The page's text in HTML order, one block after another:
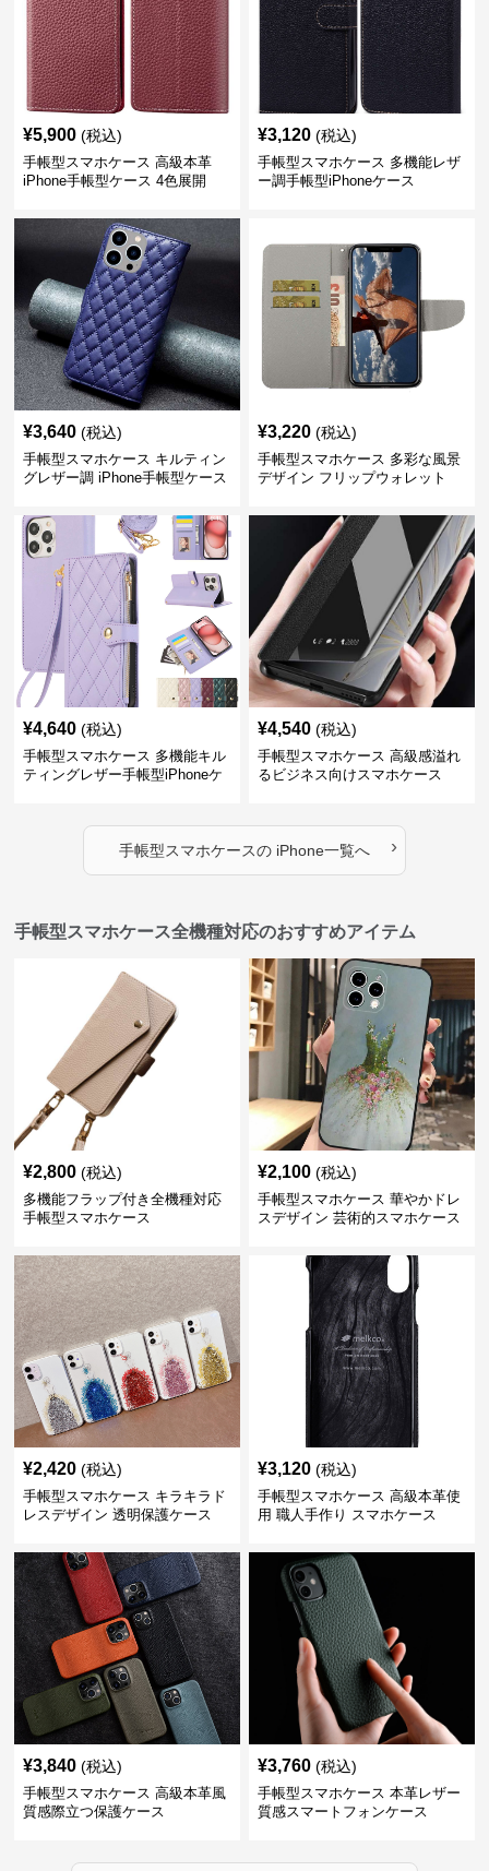
¥5,900 (税込)
手帳型スマホケース 高級本革
iPhone手帳型ケース 4色展開
¥3,120 (税込)
手帳型スマホケース 多機能レザ
ー調手帳型iPhoneケース
¥3,640 (税込)
手帳型スマホケース キルティン
グレザー調 iPhone手帳型ケース
¥3,220 (税込)
手帳型スマホケース 多彩な風景
デザイン フリップウォレット
¥4,640 (税込)
手帳型スマホケース 多機能キル
ティングレザー手帳型iPhoneケ
¥4,540 (税込)
手帳型スマホケース 高級感溢れ
るビジネス向けスマホケース
手帳型スマホケースのiPhone一覧へ ›
手帳型スマホケース全機種対応のおすすめアイテム
¥2,800 (税込)
多機能フラップ付き全機種対応
手帳型スマホケース
¥2,100 (税込)
手帳型スマホケース 華やかドレ
スデザイン 芸術的スマホケース
¥2,420 (税込)
手帳型スマホケース キラキラド
レスデザイン 透明保護ケース
¥3,120 (税込)
手帳型スマホケース 高級本革使
用 職人手作り スマホケース
¥3,840 (税込)
手帳型スマホケース 高級本革風
質感際立つ保護ケース
¥3,760 (税込)
手帳型スマホケース 本革レザー
質感スマートフォンケース